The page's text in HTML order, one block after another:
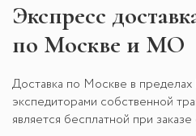
Экспресс
по Москве и МО
Доставка по Москве в
экспедиторами собственной
является бесплатной при